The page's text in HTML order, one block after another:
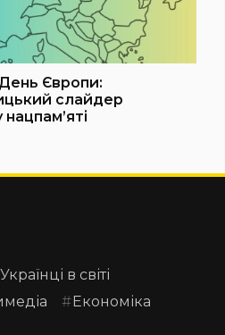
Європи:
слайдер
нацпам’яті
Українці в світі
Економіка